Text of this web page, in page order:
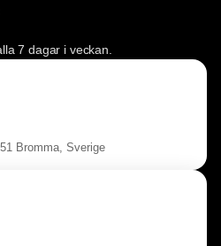
7 dagar i veckan.
Bromma, Sverige